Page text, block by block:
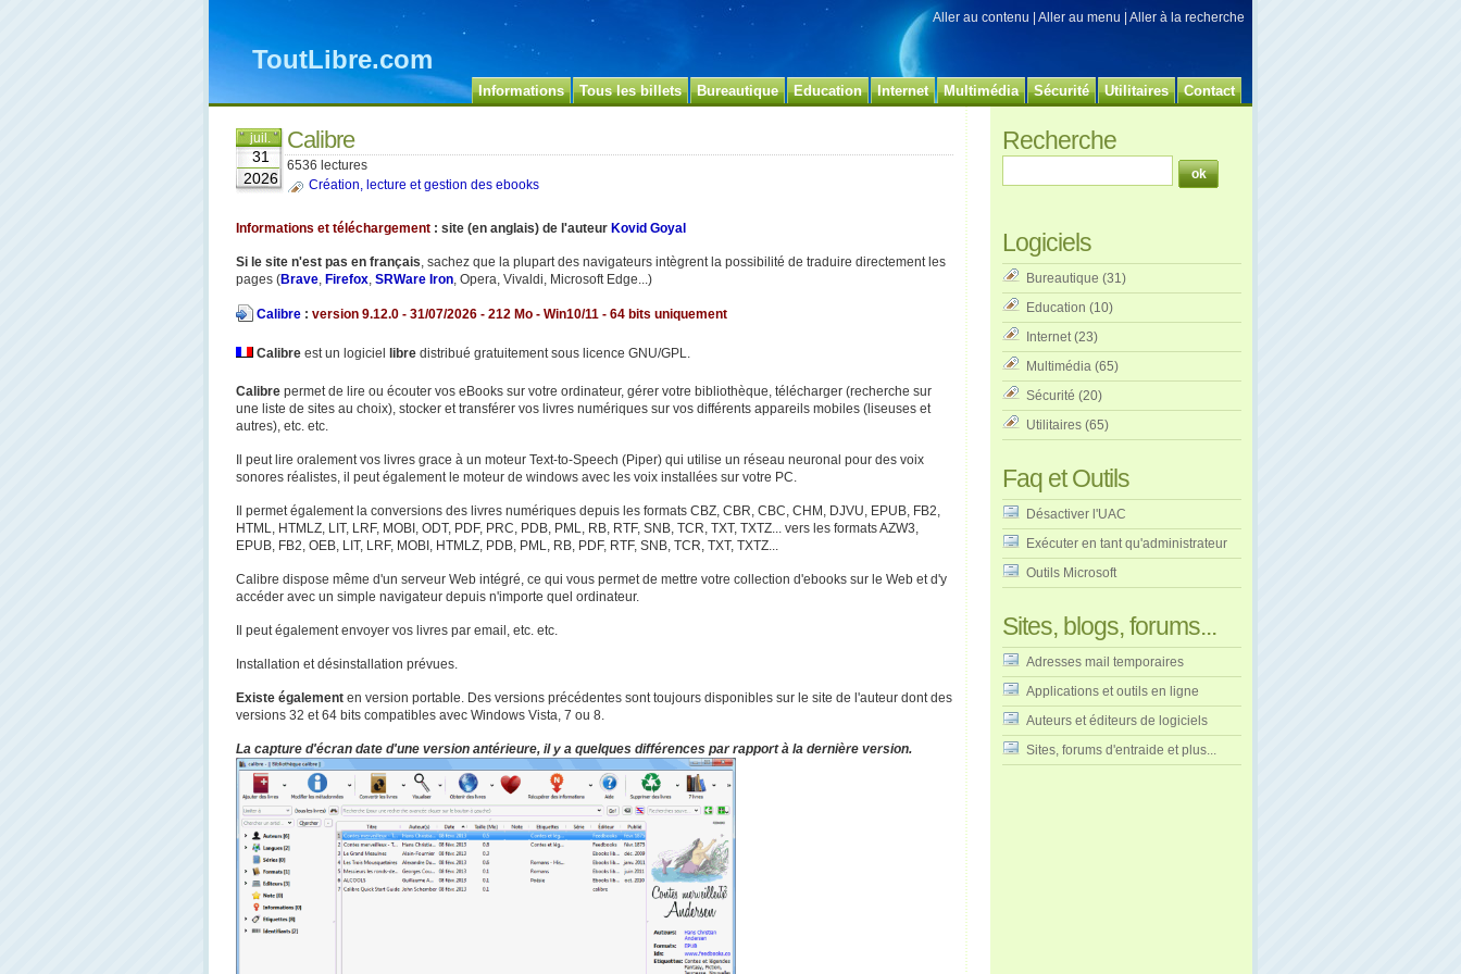
ToutLibre.com
Aller au contenu Aller au menu Aller à la recherche
Informations Tous les billets Bureautique Education Internet Multimédia Sécurité Utilitaires Contact
juil.
31
2026
Calibre
6536 lectures
Création, lecture et gestion des ebooks
Informations et téléchargement : site (en anglais) de l'auteur Kovid Goyal
Si le site n'est pas en français, sachez que la plupart des navigateurs intègrent la possibilité de traduire directement les
pages (Brave, Firefox, SRWare Iron, Opera, Vivaldi, Microsoft Edge...)
Calibre : version 9.12.0 - 31/07/2026 - 212 Mo - Win10/11 - 64 bits uniquement
Calibre est un logiciel libre distribué gratuitement sous licence GNU/GPL.
Calibre permet de lire ou écouter vos eBooks sur votre ordinateur, gérer votre bibliothèque, télécharger (recherche sur
une liste de sites au choix), stocker et transférer vos livres numériques sur vos différents appareils mobiles (liseuses et
autres), etc. etc.
Il peut lire oralement vos livres grace à un moteur Text-to-Speech (Piper) qui utilise un réseau neuronal pour des voix
sonores réalistes, il peut également le moteur de windows avec les voix installées sur votre PC.
Il permet également la conversions des livres numériques depuis les formats CBZ, CBR, CBC, CHM, DJVU, EPUB, FB2,
HTML, HTMLZ, LIT, LRF, MOBI, ODT, PDF, PRC, PDB, PML, RB, RTF, SNB, TCR, TXT, TXTZ... vers les formats AZW3,
EPUB, FB2, OEB, LIT, LRF, MOBI, HTMLZ, PDB, PML, RB, PDF, RTF, SNB, TCR, TXT, TXTZ...
Calibre dispose même d'un serveur Web intégré, ce qui vous permet de mettre votre collection d'ebooks sur le Web et d'y
accéder avec un simple navigateur depuis n'importe quel ordinateur.
Il peut également envoyer vos livres par email, etc. etc.
Installation et désinstallation prévues.
Existe également en version portable. Des versions précédentes sont toujours disponibles sur le site de l'auteur dont des
versions 32 et 64 bits compatibles avec Windows Vista, 7 ou 8.
La capture d'écran date d'une version antérieure, il y a quelques différences par rapport à la dernière version.
Recherche
Logiciels
Bureautique (31)
Education (10)
Internet(23)
Multimédia (65)
Sécurité (20)
Utilitaires (65)
Faq et Outils
Désactiver l'UAC
Exécuter en tant qu'administrateur
Outils Microsoft
Sites, blogs, forums...
Adresses mail temporaires
Applications et outils en ligne
Auteurs et éditeurs de logiciels
Sites, forums d'entraide et plus...